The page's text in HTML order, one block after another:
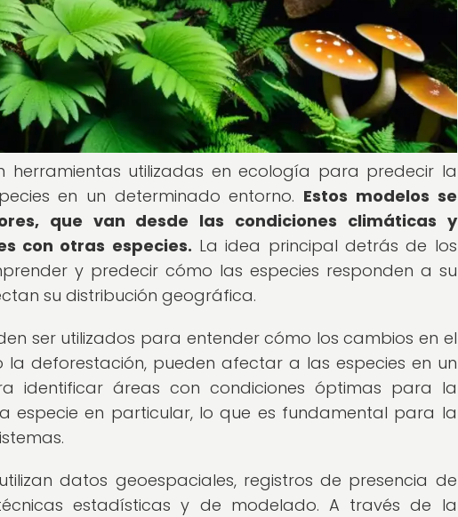
herramientas utilizadas en ecología para predecir la
en un determinado entorno. Estos modelos se
que van desde las condiciones climáticas y
con otras especies. La idea principal detrás de los
y predecir cómo las especies responden a su
su distribución geográfica.
ser utilizados para entender cómo los cambios en el
deforestación, pueden afectar a las especies en un
identificar áreas con condiciones óptimas para la
especie en particular, lo que es fundamental para la
datos geoespaciales, registros de presencia de
estadísticas y de modelado. A través de la